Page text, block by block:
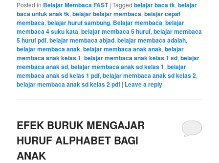
Posted in Belajar Membaca FAST |Tagged belajar baca tk,belajar
baca untuk anak tk,belajar belajar membaca,belajar cepat
membaca,belajar huruf sambung, Belajar membaca,belajar
membaca 4 suku kata,belajar membaca 5 huruf,belajar membaca
5 huruf pdf,belajar membaca abjad,belajar membaca adalah,
belajar membaca anak,belajar membaca anak anak,belajar
membaca anak kelas 1,belajar membaca anak kelas 1 sd,belajar
membaca anak sd,belajar membaca anak sd kelas 1,belajar
membaca anak sd kelas 1 pdf,belajar membaca anak sd kelas 2,
belajar membaca anak sd kelas 2 pdf | Leave a reply
EFEK BURUK MENGAJAR
HURUF ALPHABET BAGI
ANAK